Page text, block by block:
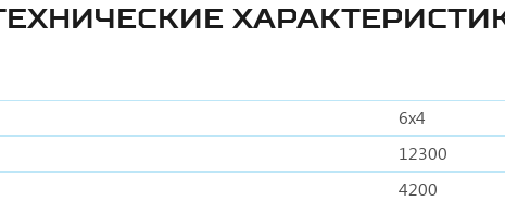
6x4
12300
4200